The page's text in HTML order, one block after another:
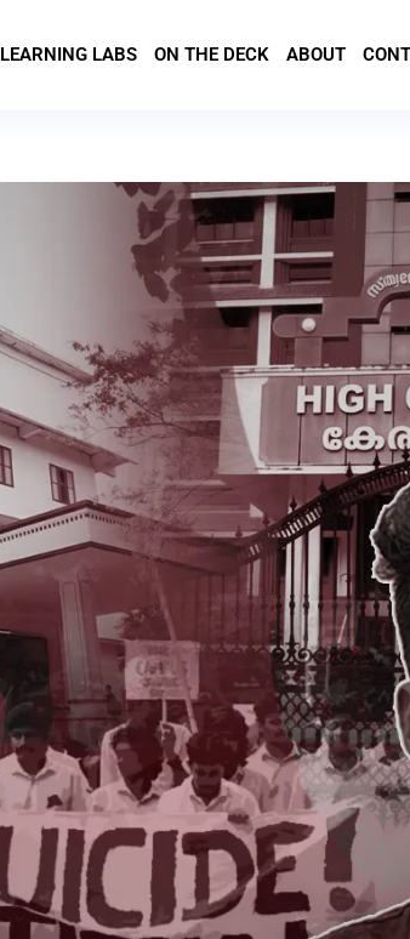
LEARNING LABS ON THE DECK ABOUT